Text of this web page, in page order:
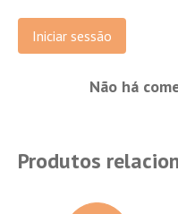
Iniciar sessão
Não há
Produtos